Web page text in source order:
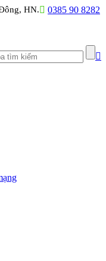
HN. 0385 90 8282